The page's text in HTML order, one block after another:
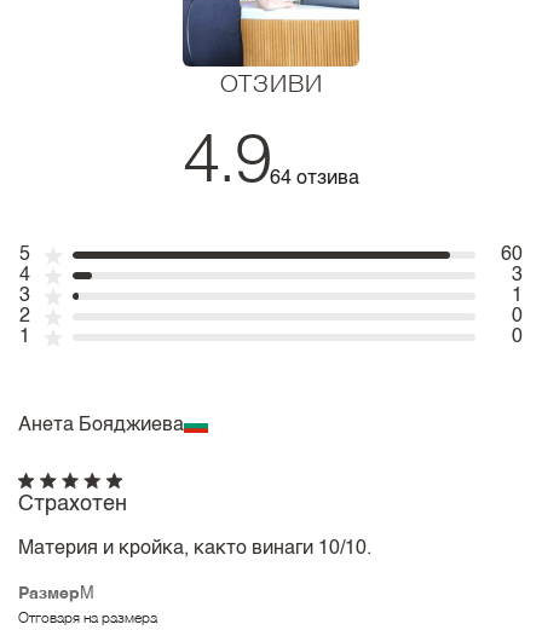
ОТЗИВИ
4.964 отзива
5
60
4
3
3
1
2
0
1
0
Анета Бояджиева
Размер M
Отговаря на размера
Страхотен
Материя и кройка, както винаги 10/10.